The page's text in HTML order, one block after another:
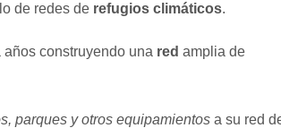
de redes de refugios climáticos.
construyendo una red amplia de
parques y otros equipamientos a su red